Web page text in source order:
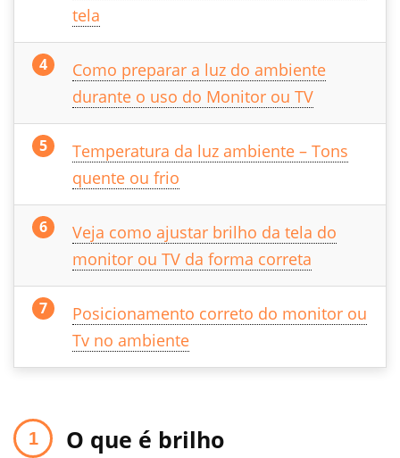
tela
Como preparar a luz do ambiente
durante o uso do Monitor ou TV
Temperatura da luz ambiente – Tons
quente ou frio
Veja como ajustar brilho da tela do
monitor ou TV da forma correta
Posicionamento correto do monitor ou
Tv no ambiente
O que é brilho